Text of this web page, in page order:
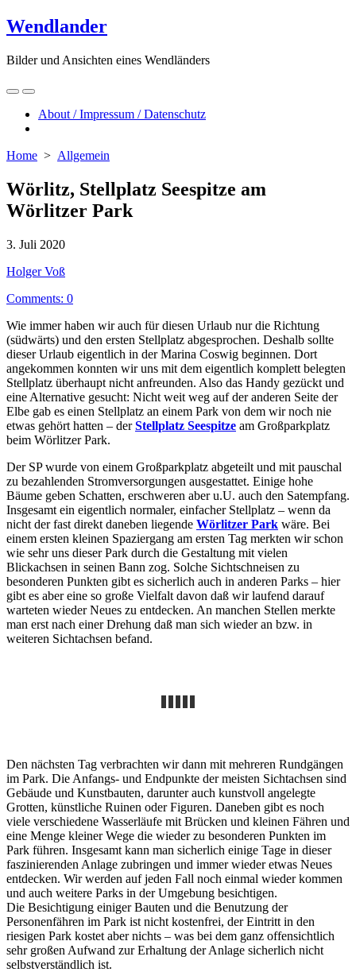
Skip
to
Wendlander
Bilder und Ansichten eines Wendländers
Search
Toggle
Menu
About / Impressum / Datenschutz
Home > Allgemein
Wörlitz, Stellplatz Seespitze am
Wörlitzer Park
Published
3. Juli 2020
Author
Holger Voß
Comments: 0
Wie immer haben wir auch für diesen Urlaub nur die Richtung
(südwärts) und den ersten Stellplatz abgesprochen. Deshalb sollte
dieser Urlaub eigentlich in der Marina Coswig beginnen. Dort
angekommen konnten wir uns mit dem eigentlich komplett belegten
Stellplatz überhaupt nicht anfreunden. Also das Handy gezückt und
eine Alternative gesucht: Nicht weit weg auf der anderen Seite der
Elbe gab es einen Stellplatz an einem Park von dem wir noch nie
etwas gehört hatten – derStellplatz Seespitze am Großparkplatz
beim Wörlitzer Park.
Der SP wurde von einem Großparkplatz abgeteilt und mit pauschal
zu bezahlenden Stromversorgungen ausgestattet. Einige hohe
Bäume geben Schatten, erschweren aber u.U. auch den Satempfang.
Insgesamt ein eigentlich normaler, einfacher Stellplatz – wenn da
nicht der fast direkt daneben liegende Wörlitzer Park wäre. Bei
einem ersten kleinen Spaziergang am ersten Tag merkten wir schon
wie sehr uns dieser Park durch die Gestaltung mit vielen
Blickachsen in seinen Bann zog. Solche Sichtschneisen zu
besonderen Punkten gibt es sicherlich auch in anderen Parks – hier
gibt es aber eine so große Vielfalt davon daß wir laufend darauf
warteten wieder Neues zu entdecken. An manchen Stellen merkte
man erst nach einer Drehung daß man sich wieder an bzw. in
weiteren Sichtachsen befand.
Den nächsten Tag verbrachten wir dann mit mehreren Rundgängen
im Park. Die Anfangs- und Endpunkte der meisten Sichtachsen sind
Gebäude und Kunstbauten, darunter auch kunstvoll angelegte
Grotten, künstliche Ruinen oder Figuren. Daneben gibt es noch
viele verschiedene Wasserläufe mit Brücken und kleinen Fähren und
eine Menge kleiner Wege die wieder zu besonderen Punkten im
Park führen. Insgesamt kann man sicherlich einige Tage in dieser
faszinierenden Anlage zubringen und immer wieder etwas Neues
entdecken. Wir werden auf jeden Fall noch einmal wieder kommen
und auch weitere Parks in der Umgebung besichtigen.
Die Besichtigung einiger Bauten und die Benutzung der
Personenfähren im Park ist nicht kostenfrei, der Eintritt in den
riesigen Park kostet aber nichts – was bei dem ganz offensichtlich
sehr großen Aufwand zur Erhaltung der Anlage sicherlich nicht
selbstverständlich ist.